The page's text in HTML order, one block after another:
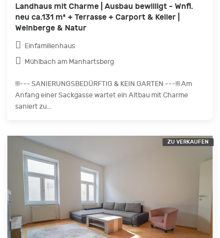
Landhaus mit Charme | Ausbau bewilligt - Wnfl.
neu ca.131 m² + Terrasse + Carport & Keller |
Weinberge & Natur
Einfamilienhaus
Mühlbach am Manhartsberg
!!!--- SANIERUNGSBEDÜRFTIG & KEIN GARTEN ---!!! Am
Anfang einer Sackgasse wartet ein Altbau mit Charme
saniert zu...
ZU VERKAUFEN